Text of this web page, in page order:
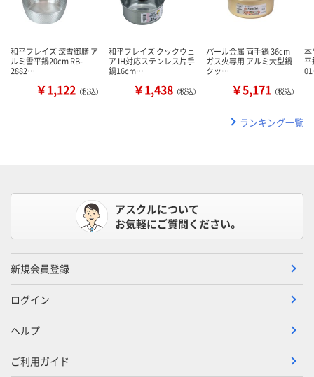
和平フレイズ 深雪御膳 ア
ルミ雪平鍋20cm RB-
2882…
￥1,122 （税込）
和平フレイズ クックウェ
ア IH対応ステンレス片手
鍋16cm…
￥1,438 （税込）
パール金属 両手鍋 36cm
ガス火専用 アルミ大型鍋
クッ…
￥5,171 （税込）
本
平
ランキング一覧
アスクルについて
お気軽にご質問ください。
新規会員登録
ログイン
ヘルプ
ご利用ガイド